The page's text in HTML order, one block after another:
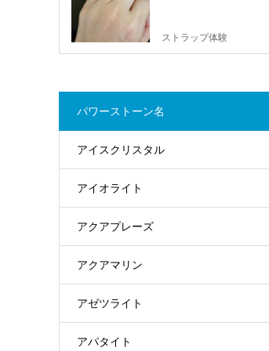
ストラップ体験
パワーストーン名
アイスクリスタル
アイオライト
アクアプレーズ
アクアマリン
アゼツライト
アパタイト